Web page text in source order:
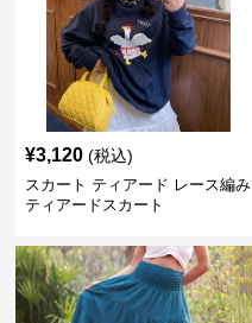
¥3,120 (税込)
スカート ティアード レース編み
ティアードスカート